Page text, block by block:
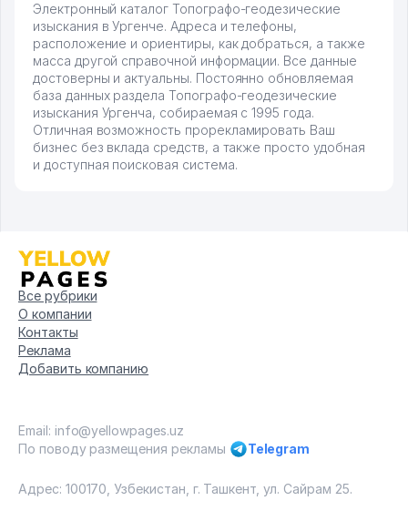
Электронный каталог Топографо-геодезические
изыскания в Ургенче. Адреса и телефоны,
расположение и ориентиры, как добраться, а также
масса другой справочной информации. Все данные
достоверны и актуальны. Постоянно обновляемая
база данных раздела Топографо-геодезические
изыскания Ургенча, собираемая с 1995 года.
Отличная возможность прорекламировать Ваш
бизнес без вклада средств, а также просто удобная
и доступная поисковая система.
Все рубрики
О компании
Контакты
Реклама
Добавить компанию
Email: info@yellowpages.uz
По поводу размещения рекламы
Telegram
Адрес: 100170, Узбекистан, г. Ташкент, ул. Сайрам 25.